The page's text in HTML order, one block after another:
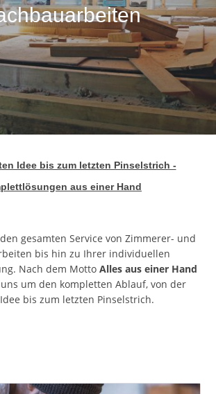
Idee bis zum letzten Pinselstrich -
aus einer Hand
den gesamten Service von Zimmerer- und
bis hin zu Ihrer individuellen
Nach dem Motto Alles aus einer Hand
um den kompletten Ablauf, von der
bis zum letzten Pinselstrich.